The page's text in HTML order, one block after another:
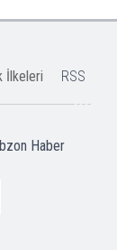
İlkeleri RSS
Haber